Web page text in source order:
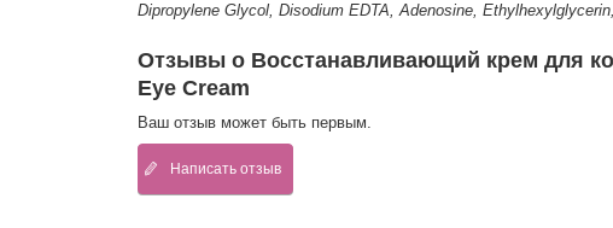
Dipropylene Glycol, Disodium EDTA, Adenosine,
Отзывы о Восстанавливающий крем для
Eye Cream
Ваш отзыв может быть первым.
Написать отзыв